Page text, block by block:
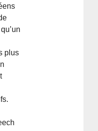
plus